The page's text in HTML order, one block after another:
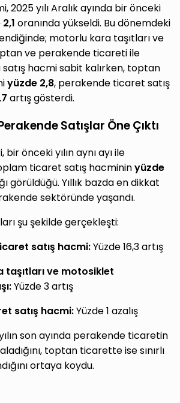
2025 yılı Aralık ayında bir önceki
oranında yükseldi. Bu dönemdeki
motorlu kara taşıtları ve
ve perakende ticareti ile
satış hacmi sabit kalırken, toptan
yüzde 2,8, perakende ticaret satış
artış gösterdi.
Satışlar Öne Çıktı
önceki yılın aynı ayı ile
ticaret satış hacmininyüzde
görüldüğü. Yıllık bazda en dikkat
sektöründe yaşandı.
şu şekilde gerçekleşti:
satış hacmi:Yüzde 16,3 artış
taşıtları ve motosiklet
Yüzde 3 artış
satış hacmi:Yüzde 1 azalış
son ayında perakende ticaretin
toptan ticarette ise sınırlı
ortaya koydu.